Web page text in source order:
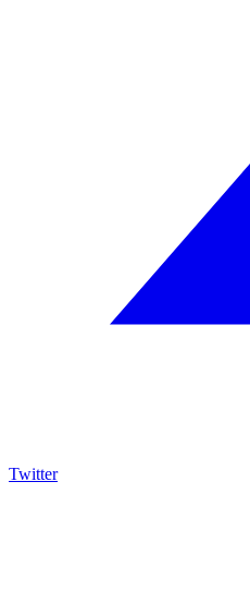
Twitter